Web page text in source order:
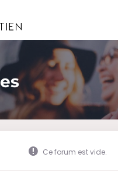
Ce forum est vide.